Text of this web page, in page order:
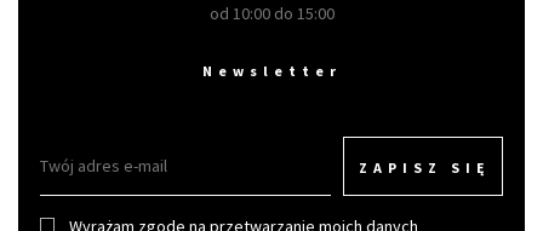
od 10:00 do 15:00
Newsletter
ZAPISZ SIĘ
Wyrażam zgodę na przetwarzanie moich danych